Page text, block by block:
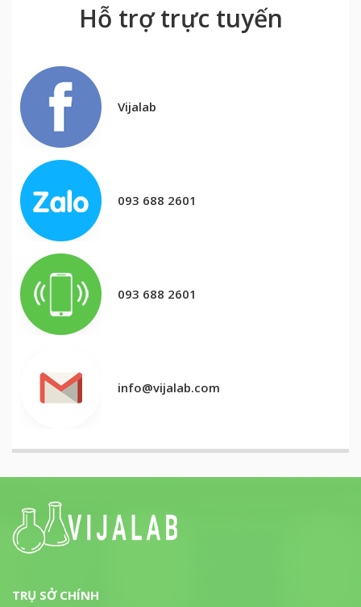
Hỗ trợ trực tuyến
Vijalab
093 688 2601
093 688 2601
info@vijalab.com
TRỤ SỞ CHÍNH